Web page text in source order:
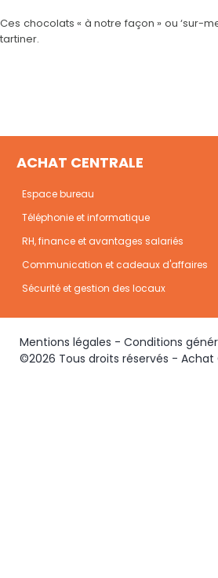
Ces chocolats « à notre façon » ou ‘sur-
tartiner.
ACHAT CENTRALE
Espace bureau
Téléphonie et informatique
RH, finance et avantages salariés
Communication et cadeaux d'affaires
Sécurité et gestion des locaux
Mentions légales - Conditions
©2026 Tous droits réservés - Achat